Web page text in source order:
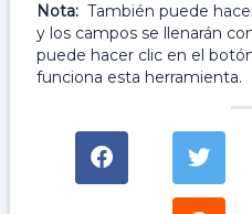
Nota: También puede
y los campos se llenarán
puede hacer clic en el
funciona esta herramienta.